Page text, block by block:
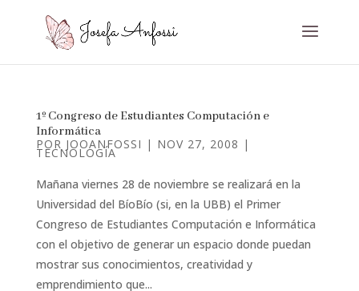
1º Congreso de Estudiantes Computación e
Informática
POR JOOANFOSSI | NOV 27, 2008 |
TECNOLOGÍA
Mañana viernes 28 de noviembre se realizará en la
Universidad del BíoBío (si, en la UBB) el Primer
Congreso de Estudiantes Computación e Informática
con el objetivo de generar un espacio donde puedan
mostrar sus conocimientos, creatividad y
emprendimiento que...